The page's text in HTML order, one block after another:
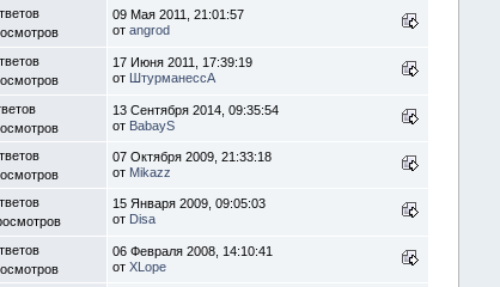
09 Мая 2011, 21:01:57
от angrod
17 Июня 2011, 17:39:19
от ШтурманессА
13 Сентября 2014, 09:35:54
от BabayS
07 Октября 2009, 21:33:18
от Mikazz
15 Января 2009, 09:05:03
от Disa
06 Февраля 2008, 14:10:41
от XLope